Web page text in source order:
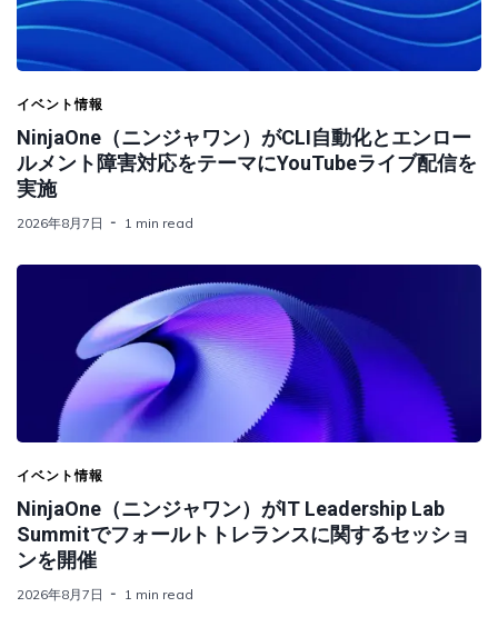
イベント情報
NinjaOne（ニンジャワン）がCLI自動化とエンロー
ルメント障害対応をテーマにYouTubeライブ配信を
実施
2026年8月7日 1 min read
イベント情報
NinjaOne（ニンジャワン）がIT Leadership Lab
Summitでフォールトトレランスに関するセッショ
ンを開催
2026年8月7日 1 min read